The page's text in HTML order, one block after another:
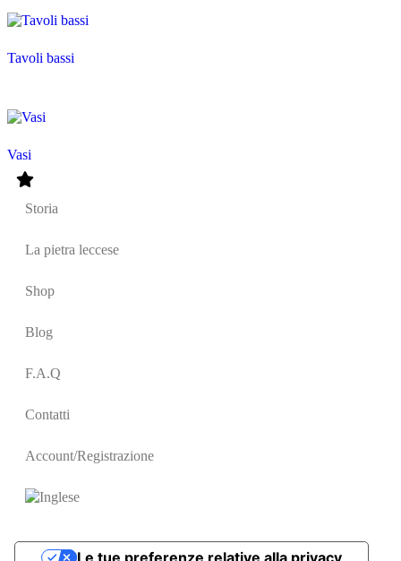
Tavoli bassi
Vasi
Storia
La pietra leccese
Shop
Blog
F.A.Q
Contatti
Account/Registrazione